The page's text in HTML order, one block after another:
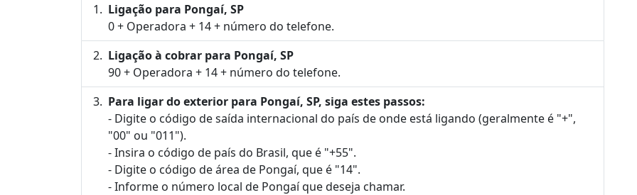
Ligação para Pongaí, SP
0 + Operadora + 14 + número do telefone.
Ligação à cobrar para Pongaí, SP
90 + Operadora + 14 + número do telefone.
Para ligar do exterior para Pongaí, SP, siga estes passos:
- Digite o código de saída internacional do país de onde está ligando (geralmente é "+",
"00" ou "011").
- Insira o código de país do Brasil, que é "+55".
- Digite o código de área de Pongaí, que é "14".
- Informe o número local de Pongaí que deseja chamar.